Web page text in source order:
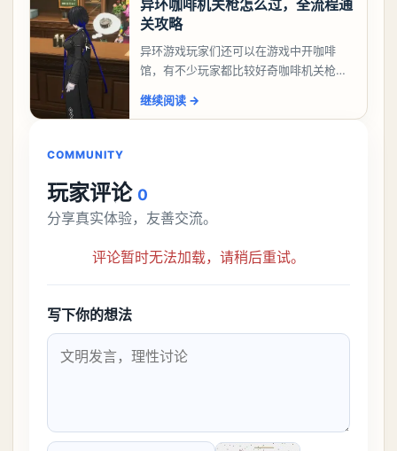
异环咖啡机关枪怎么过，全流程通
关攻略
异环游戏玩家们还可以在游戏中开咖啡
馆，有不少玩家都比较好奇咖啡机关枪应
机关枪攻略。异环咖啡机关枪怎么过一、
继续阅读 →
COMMUNITY
玩家评论 0
分享真实体验，友善交流。
评论暂时无法加载，请稍后重试。
写下你的想法